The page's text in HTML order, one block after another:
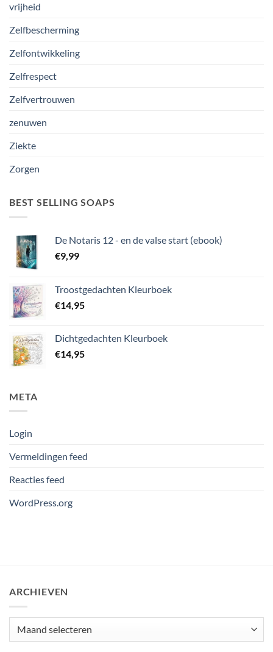
vrijheid
Zelfbescherming
Zelfontwikkeling
Zelfrespect
Zelfvertrouwen
zenuwen
Ziekte
Zorgen
BEST SELLING SOAPS
De Notaris 12 - en de valse start (ebook)
€9,99
Troostgedachten Kleurboek
€14,95
Dichtgedachten Kleurboek
€14,95
META
Login
Vermeldingen feed
Reacties feed
WordPress.org
ARCHIEVEN